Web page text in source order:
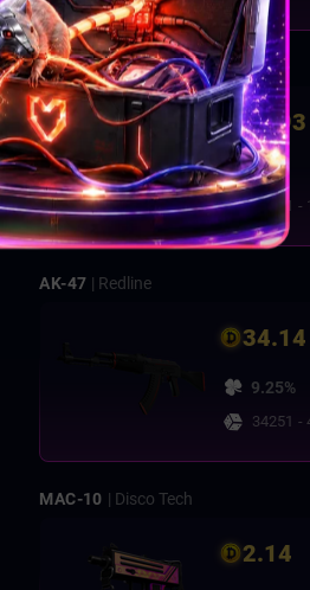
AWP | Redline
54.93
5%
14251 -
AK-47 | Redline
34.14
9.25%
34251 -
MAC-10 | Disco Tech
2.14